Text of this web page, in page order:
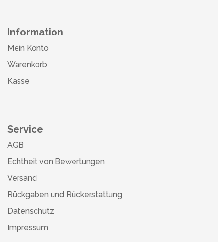
Information
Mein Konto
Warenkorb
Kasse
Service
AGB
Echtheit von Bewertungen
Versand
Rückgaben und Rückerstattung
Datenschutz
Impressum